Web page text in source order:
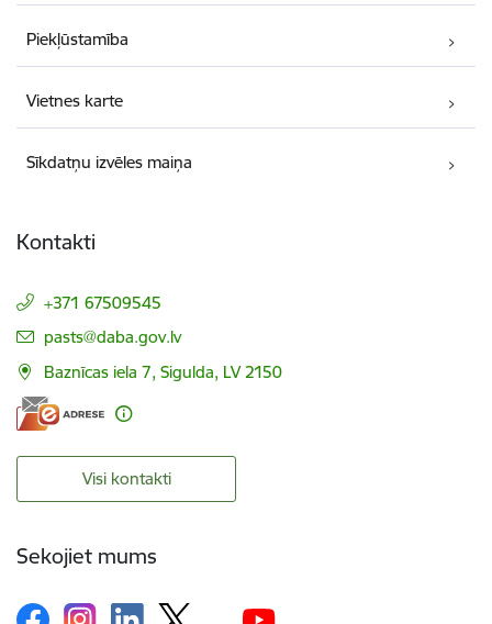
Piekļūstamība
Vietnes karte
Sīkdatņu izvēles maiņa
Kontakti
+371 67509545
E-pasts:
pasts@daba.gov.lv
Baznīcas iela 7, Sigulda, LV 2150
Visi kontakti
Sekojiet mums